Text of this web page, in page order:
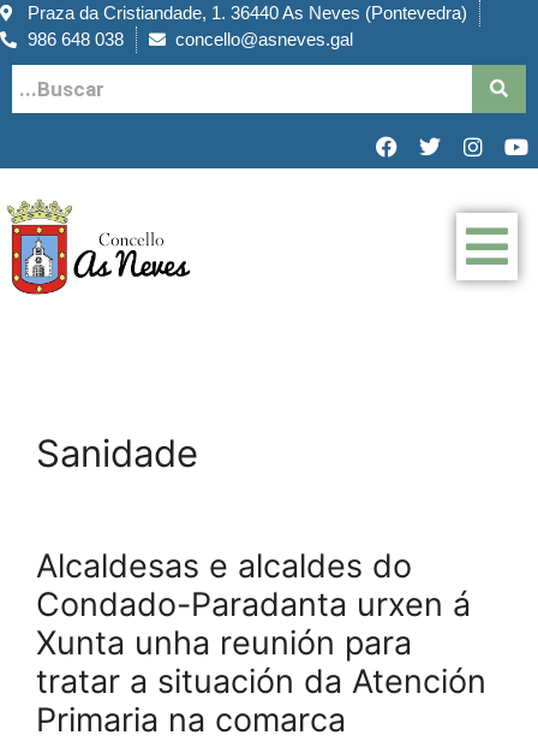
Praza da Cristiandade, 1. 36440 As Neves (Pontevedra)
986 648 038
concello@asneves.gal
Sanidade
Alcaldesas e alcaldes do
Condado-Paradanta urxen á
Xunta unha reunión para
tratar a situación da Atención
Primaria na comarca